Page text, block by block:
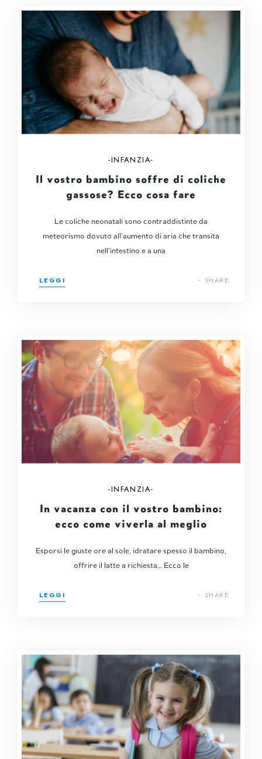
INFANZIA
Il vostro bambino soffre di coliche
gassose? Ecco cosa fare
Le coliche neonatali sono contraddistinte da
meteorismo dovuto all’aumento di aria che transita
nell’intestino e a una
LEGGI SHARE
INFANZIA
In vacanza con il vostro bambino:
ecco come viverla al meglio
Esporsi le giuste ore al sole, idratare spesso il bambino,
offrire il latte a richiesta… Ecco le
LEGGI SHARE